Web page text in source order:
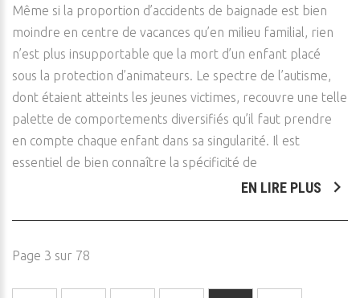
Même si la proportion d’accidents de baignade est bien
moindre en centre de vacances qu’en milieu familial, rien
n’est plus insupportable que la mort d’un enfant placé
sous la protection d’animateurs. Le spectre de l’autisme,
dont étaient atteints les jeunes victimes, recouvre une telle
palette de comportements diversifiés qu’il faut prendre
en compte chaque enfant dans sa singularité. Il est
essentiel de bien connaître la spécificité de
EN LIRE PLUS
Page 3 sur 78